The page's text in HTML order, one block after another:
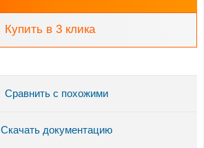
Купить в 3 клика
Сравнить с похожими
Скачать документацию